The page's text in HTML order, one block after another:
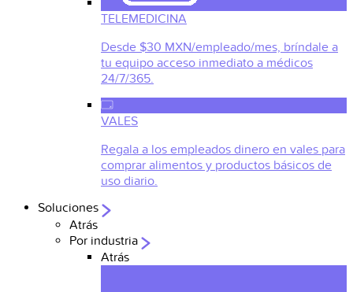
TELEMEDICINA
Desde $30 MXN/empleado/mes, bríndale a
tu equipo acceso inmediato a médicos
24/7/365.
VALES
Regala a los empleados dinero en vales para
comprar alimentos y productos básicos de
uso diario.
Soluciones
Atrás
Por industria
Atrás